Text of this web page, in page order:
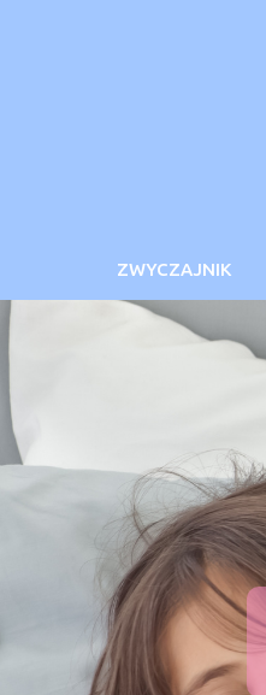
ZWYCZAJNIK
Koniecznie przeczytaj